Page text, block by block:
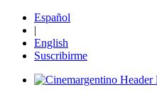
Español
|
English
Suscribirme